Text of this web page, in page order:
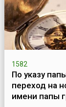
1582
По указу
переход на
имени папы